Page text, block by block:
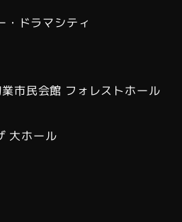
ドラマシティ
市民会館 フォレストホール
大ホール